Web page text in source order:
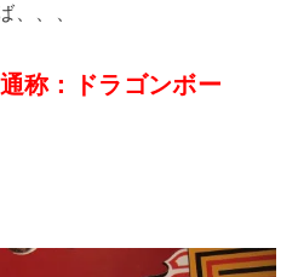
、、、
称：ドラゴンボー